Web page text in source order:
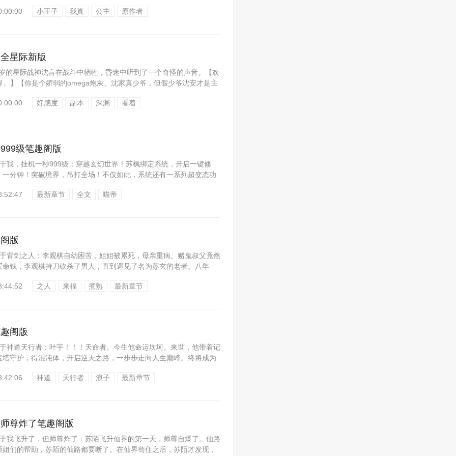
小王子 我真 公主 原作者
星际新版
的星际战神沈言在战斗中牺牲，昏迷中听到了一个奇怪的声音。【欢
。】【你是个娇弱的omega炮灰、沈家真少爷，但假少爷沈安才是主
好感度 副本 深渊 看着
级笔趣阁版
我，挂机一秒999级：穿越玄幻世界！苏枫绑定系统，开启一键修
分钟！突破境界，吊打全场！不仅如此，系统还有一系列超变态功
最新章节 全文 喵帝
版
背剑之人：李观棋自幼困苦，姐姐被累死，母亲重病。赌鬼叔父竟然
命钱，李观棋持刀砍杀了男人，直到遇见了名为苏玄的老者。八年
之人 来福 煮熟 最新章节
阁版
神道天行者：叶宇！！！天命者。今生他命运坎坷。来世，他带着记
守护，得混沌体，开启逆天之路，一步步走向人生巅峰。终将成为
神道 天行者 浪子 最新章节
尊炸了笔趣阁版
我飞升了，但师尊炸了：苏陌飞升仙界的第一天，师尊自爆了。仙路
们的帮助，苏陌的仙路都要断了。在仙界苟住之后，苏陌才发现，